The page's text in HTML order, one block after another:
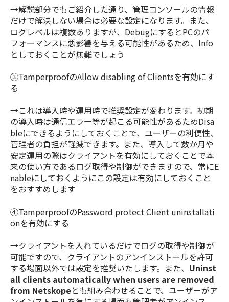
→解説部分でもご紹介した通り、管理コンソールの情報
だけで解決しない場合は必要な設定になります。また、
ログレベルは複数ありますが、DebugにするとPCのパ
フォーマンスに悪影響を与える可能性があるため、Info
としておくことが無難でしょう
③TamperproofのAllow disabling of Clientsを有効にす
る
→これは導入時や運用時で推奨設定が変わります。初期
の導入時は通信エラー等が起こる可能性があるためDisa
bleにできるようにしておくことで、ユーザーの利便性、
管理者の負担が軽減できます。また、導入して数か月や
安定運用の際はクライアントを有効にしておくことで本
来の使い方であるログ取得や制御ができますので、常にE
nableにしておくようにこの設定は有効にしておくこと
をおすすめします
④TamperproofのPassword protect Client uninstallati
onを有効にする
→クライアントを入れているだけでログの取得や制御が
可能ですので、クライアントのアンインストールを許可
する場面以外では設定を推奨いたします。また、 Uninst
all clients automatically when users are removed
from Netskopeとも組み合わせることで、ユーザーがア